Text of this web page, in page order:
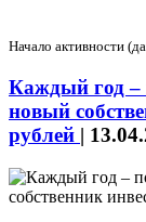
Начало активности
Каждый год –
новый
рублей |